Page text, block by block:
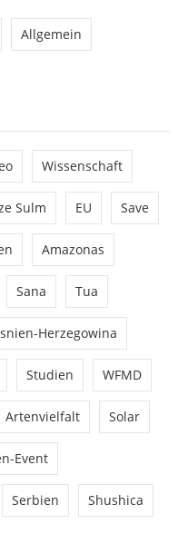
Allgemein
Wissenschaft
Sulm EU Save
Amazonas
Sana Tua
Herzegowina
Studien WFMD
Artenvielfalt Solar
Event
Serbien Shushica